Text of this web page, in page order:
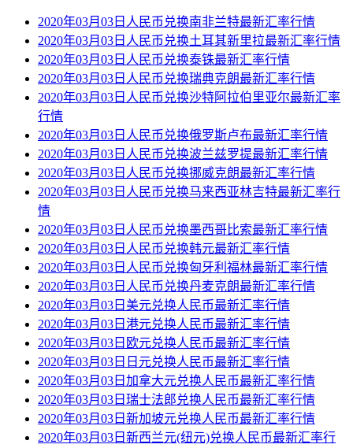
2020年03月03日人民币兑换南非兰特最新汇率行情
2020年03月03日人民币兑换土耳其新里拉最新汇率行情
2020年03月03日人民币兑换泰铢最新汇率行情
2020年03月03日人民币兑换瑞典克朗最新汇率行情
2020年03月03日人民币兑换沙特阿拉伯里亚尔最新汇率
行情
2020年03月03日人民币兑换俄罗斯卢布最新汇率行情
2020年03月03日人民币兑换波兰兹罗提最新汇率行情
2020年03月03日人民币兑换挪威克朗最新汇率行情
2020年03月03日人民币兑换马来西亚林吉特最新汇率行
情
2020年03月03日人民币兑换墨西哥比索最新汇率行情
2020年03月03日人民币兑换韩元最新汇率行情
2020年03月03日人民币兑换匈牙利福林最新汇率行情
2020年03月03日人民币兑换丹麦克朗最新汇率行情
2020年03月03日美元兑换人民币最新汇率行情
2020年03月03日港元兑换人民币最新汇率行情
2020年03月03日欧元兑换人民币最新汇率行情
2020年03月03日日元兑换人民币最新汇率行情
2020年03月03日加拿大元兑换人民币最新汇率行情
2020年03月03日瑞士法郎兑换人民币最新汇率行情
2020年03月03日新加坡元兑换人民币最新汇率行情
2020年03月03日新西兰元(纽元)兑换人民币最新汇率行